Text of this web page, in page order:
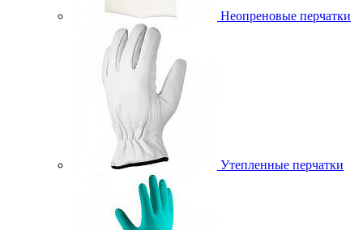
Неопреновые перчатки
Утепленные перчатки